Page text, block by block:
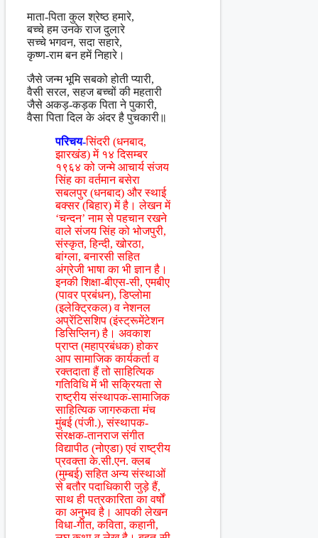
माता-पिता कुल श्रेष्ठ हमारे,
बच्चे हम उनके राज दुलारे
सच्चे भगवन, सदा सहारे,
कृष्ण-राम बन हमें निहारे।
जैसे जन्म भूमि सबको होती प्यारी,
वैसी सरल, सहज बच्चों की महतारी
जैसे अकड़-कड़क पिता ने पुकारी,
वैसा पिता दिल के अंदर है पुचकारी॥
परिचय-सिंदरी (धनबाद,
झारखंड) में १४ दिसम्बर
१९६४ को जन्मे आचार्य संजय
सिंह का वर्तमान बसेरा
सबलपुर (धनबाद) और स्थाई
बक्सर (बिहार) में है। लेखन में
‘चन्दन’ नाम से पहचान रखने
वाले संजय सिंह को भोजपुरी,
संस्कृत, हिन्दी, खोरठा,
बांग्ला, बनारसी सहित
अंग्रेजी भाषा का भी ज्ञान है।
इनकी शिक्षा-बीएस-सी, एमबीए
(पावर प्रबंधन), डिप्लोमा
(इलेक्ट्रिकल) व नेशनल
अप्रेंटिसशिप (इंस्ट्रूमेंटेशन
डिसिप्लिन) है। अवकाश
प्राप्त (महाप्रबंधक) होकर
आप सामाजिक कार्यकर्ता व
रक्तदाता हैं तो साहित्यिक
गतिविधि में भी सक्रियता से
राष्ट्रीय संस्थापक-सामाजिक
साहित्यिक जागरुकता मंच
मुंबई (पंजी.), संस्थापक-
संरक्षक-तानराज संगीत
विद्यापीठ (नोएडा) एवं राष्ट्रीय
प्रवक्ता के.सी.एन. क्लब
(मुम्बई) सहित अन्य संस्थाओं
से बतौर पदाधिकारी जुड़े हैं,
साथ ही पत्रकारिता का वर्षों
का अनुभव है। आपकी लेखन
विधा-गीत, कविता, कहानी,